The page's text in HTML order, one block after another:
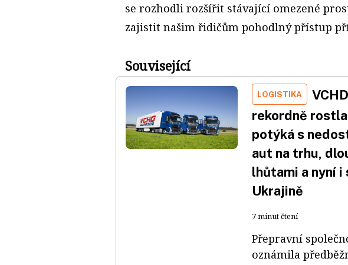
se rozhodli rozšířit stávající omezené
zajistit našim řidičům pohodlný přístup
Související
LOGISTIKA
rekordně
potýká s
aut na trhu,
lhůtami a nyní i
Ukrajině
7 minut čtení
Přepravní
oznámila